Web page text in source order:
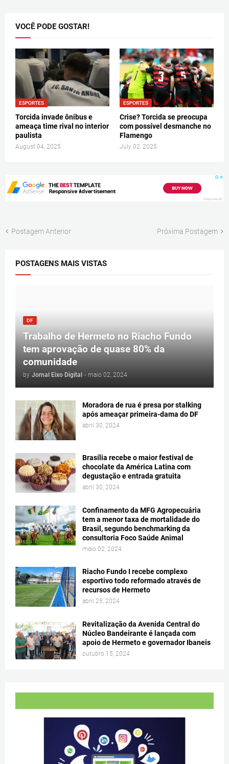
VOCÊ PODE GOSTAR!
ESPORTES
Torcida invade ônibus e
ameaça time rival no interior
paulista
August 04, 2025
ESPORTES
Crise? Torcida se preocupa
com possível desmanche no
Flamengo
July 02, 2025
Postagem Anterior Próxima Postagem
POSTAGENS MAIS VISTAS
DF
Trabalho de Hermeto no Riacho Fundo
tem aprovação de quase 80% da
comunidade
by Jornal Eixo Digital - maio 02, 2024
Moradora de rua é presa por stalking
após ameaçar primeira-dama do DF
abril 30, 2024
Brasília recebe o maior festival de
chocolate da América Latina com
degustação e entrada gratuita
abril 30, 2024
Confinamento da MFG Agropecuária
tem a menor taxa de mortalidade do
Brasil, segundo benchmarking da
consultoria Foco Saúde Animal
maio 02, 2024
Riacho Fundo I recebe complexo
esportivo todo reformado através de
recursos de Hermeto
abril 25, 2024
Revitalização da Avenida Central do
Núcleo Bandeirante é lançada com
apoio de Hermeto e governador Ibaneis
outubro 15, 2024